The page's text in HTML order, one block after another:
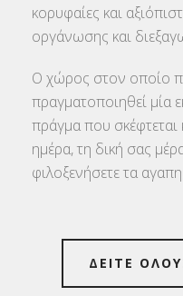
κορυφαίες και
οργάνωσης και
Ο χώρος στον οποίο
πραγματοποιηθεί μία
πράγμα που σκέφτεται
ημέρα, τη δική σας
φιλοξενήσετε τα
ΔΕΙΤΕ